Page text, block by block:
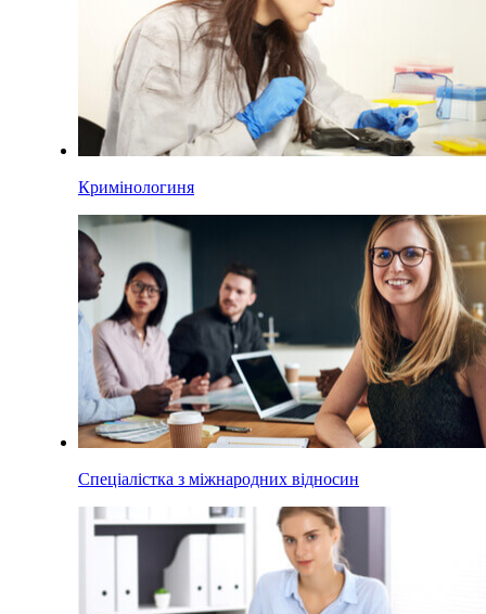
Кримінологиня
Спеціалістка з міжнародних відносин